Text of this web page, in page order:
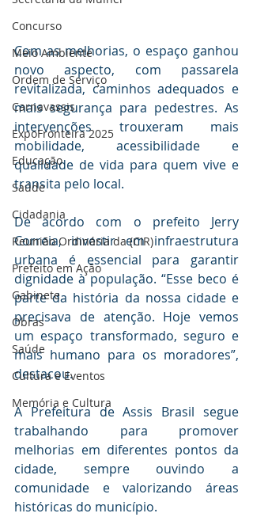
Concurso
Meio Ambiente
Ordem de Serviço
Carnavassis
ExpoFronteira 2025
Educação
Saúde
Cidadania
Reunião Ordinária da (CIR)
Prefeito em Ação
Gabinete
Obras
Saúde
Cultura e Eventos
Memória e Cultura
Com as melhorias, o espaço ganhou
novo aspecto, com passarela
revitalizada, caminhos adequados e
mais segurança para pedestres. As
intervenções trouxeram mais
mobilidade, acessibilidade e
qualidade de vida para quem vive e
transita pelo local.
De acordo com o prefeito Jerry
Correia, investir em infraestrutura
urbana é essencial para garantir
dignidade à população. “Esse beco é
parte da história da nossa cidade e
precisava de atenção. Hoje vemos
um espaço transformado, seguro e
mais humano para os moradores”,
destacou.
A Prefeitura de Assis Brasil segue
trabalhando para promover
melhorias em diferentes pontos da
cidade, sempre ouvindo a
comunidade e valorizando áreas
históricas do município.